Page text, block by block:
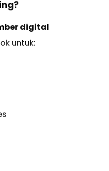
digital
untuk: